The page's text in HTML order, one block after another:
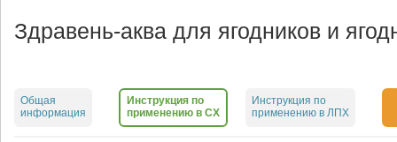
Здравень-аква для ягодников и
Общая
информация
Инструкция по
применению в СХ
Инструкция по
применению в ЛПХ